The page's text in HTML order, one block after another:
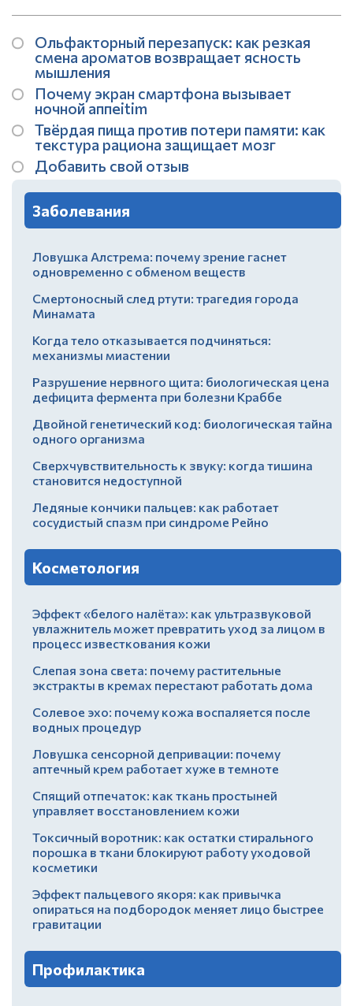
Ольфакторный перезапуск: как резкая
смена ароматов возвращает ясность
мышления
Почему экран смартфона вызывает
ночной аппеitim
Твёрдая пища против потери памяти: как
текстура рациона защищает мозг
Добавить свой отзыв
Заболевания
Ловушка Алстрема: почему зрение гаснет
одновременно с обменом веществ
Смертоносный след ртути: трагедия города
Минамата
Когда тело отказывается подчиняться:
механизмы миастении
Разрушение нервного щита: биологическая цена
дефицита фермента при болезни Краббе
Двойной генетический код: биологическая тайна
одного организма
Сверхчувствительность к звуку: когда тишина
становится недоступной
Ледяные кончики пальцев: как работает
сосудистый спазм при синдроме Рейно
Косметология
Эффект «белого налёта»: как ультразвуковой
увлажнитель может превратить уход за лицом в
процесс известкования кожи
Слепая зона света: почему растительные
экстракты в кремах перестают работать дома
Солевое эхо: почему кожа воспаляется после
водных процедур
Ловушка сенсорной депривации: почему
аптечный крем работает хуже в темноте
Спящий отпечаток: как ткань простыней
управляет восстановлением кожи
Токсичный воротник: как остатки стирального
порошка в ткани блокируют работу уходовой
косметики
Эффект пальцевого якоря: как привычка
опираться на подбородок меняет лицо быстрее
гравитации
Профилактика